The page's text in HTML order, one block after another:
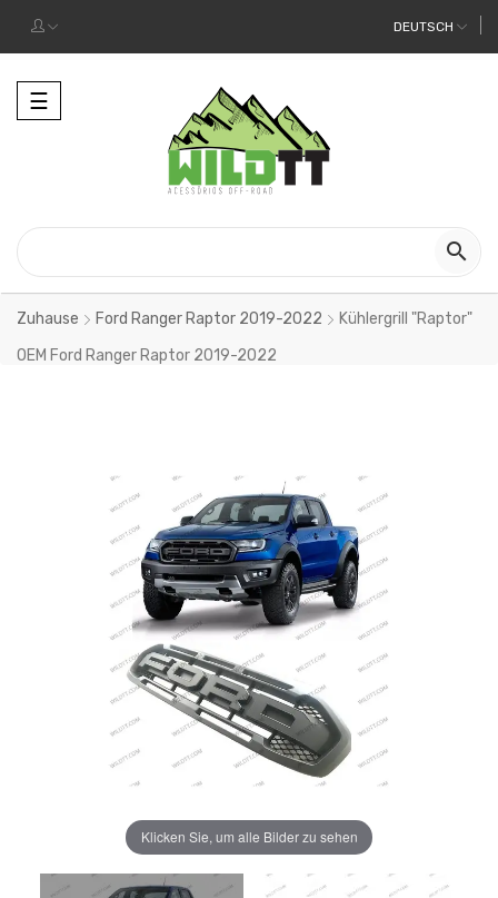
DEUTSCH
Toggle
navigation
☰

Zuhause Ford Ranger Raptor 2019-2022
Kühlergrill "Raptor"
OEM Ford Ranger Raptor 2019-2022
Klicken Sie, um alle Bilder zu sehen